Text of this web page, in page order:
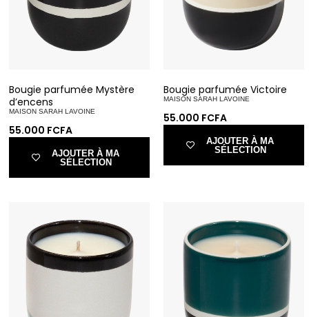
Bougie parfumée Mystère
d’encens
MAISON SARAH LAVOINE
55.000 FCFA
AJOUTER À MA
SÉLECTION
Bougie parfumée Victoire
MAISON SARAH LAVOINE
55.000 FCFA
AJOUTER À MA
SÉLECTION